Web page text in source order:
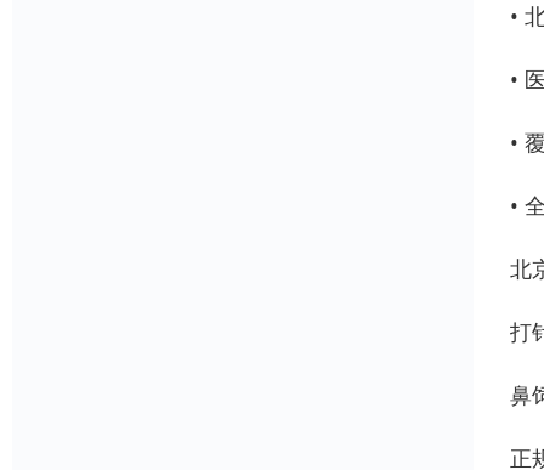
•
•
•
•
北
打
鼻
正